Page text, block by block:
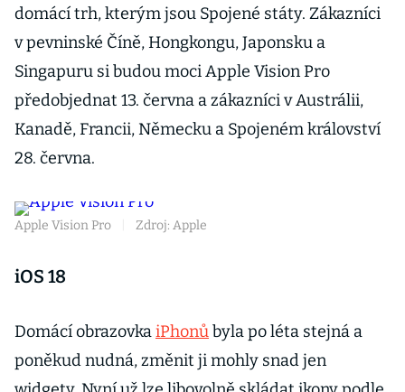
domácí trh, kterým jsou Spojené státy. Zákazníci
v pevninské Číně, Hongkongu, Japonsku a
Singapuru si budou moci Apple Vision Pro
předobjednat 13. června a zákazníci v Austrálii,
Kanadě, Francii, Německu a Spojeném království
28. června.
Apple Vision Pro Zdroj: Apple
iOS 18
Domácí obrazovkaiPhonůbyla po léta stejná a
poněkud nudná, změnit ji mohly snad jen